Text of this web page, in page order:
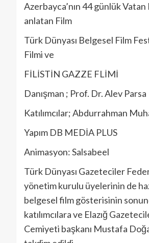
Azerbayca’nın 44 günlük
anlatan Film
Türk Dünyası Belgesel Film
Filmi ve
FİLİSTİN GAZZE FLİMİ
Danışman ; Prof. Dr. Alev Parsa
Katılımcılar; Abdurrahman
Yapım DB MEDİA PLUS
Animasyon: Salsabeel
Türk Dünyası Gazeteciler
yönetim kurulu üyelerinin de
belgesel film gösterisinin
katılımcılara ve Elazığ
Cemiyeti başkanı Mustafa